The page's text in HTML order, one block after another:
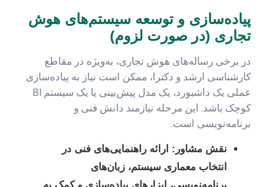
پیاده‌سازی و توسعه سیستم‌های هوش
تجاری (در صورت لزوم)
در برخی رساله‌های هوش تجاری، به‌ویژه در مقاطع
کارشناسی ارشد و دکترا، ممکن است نیاز به پیاده‌سازی
عملی یک داشبورد، یک مدل پیش‌بینی یا یک سیستم BI
کوچک باشد. این مرحله نیازمند دانش فنی و
برنامه‌نویسی است.
نقش مشاور: ارائه راهنمایی‌های فنی در
انتخاب معماری سیستم، زبان‌های